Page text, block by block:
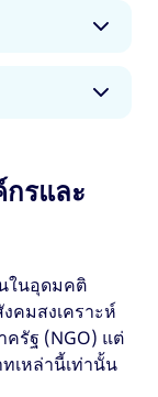
เกี่ยวกับ
งสังคม
านความช่วย
ร์ของ
ที่ชัดเจน
ำคัญของการ
วามสัมพันธ์
ในทุกแง่มุม
ษฐกิจ
งการศึกษา
มื่อคุณเรียนรู้
รเรียนรู้ของ
ะมีการ
ารบรรยาย
รและ
ในอุดมคติ
คมสงเคราะห์
รัฐ (NGO) แต่
เหล่านี้เท่านั้น